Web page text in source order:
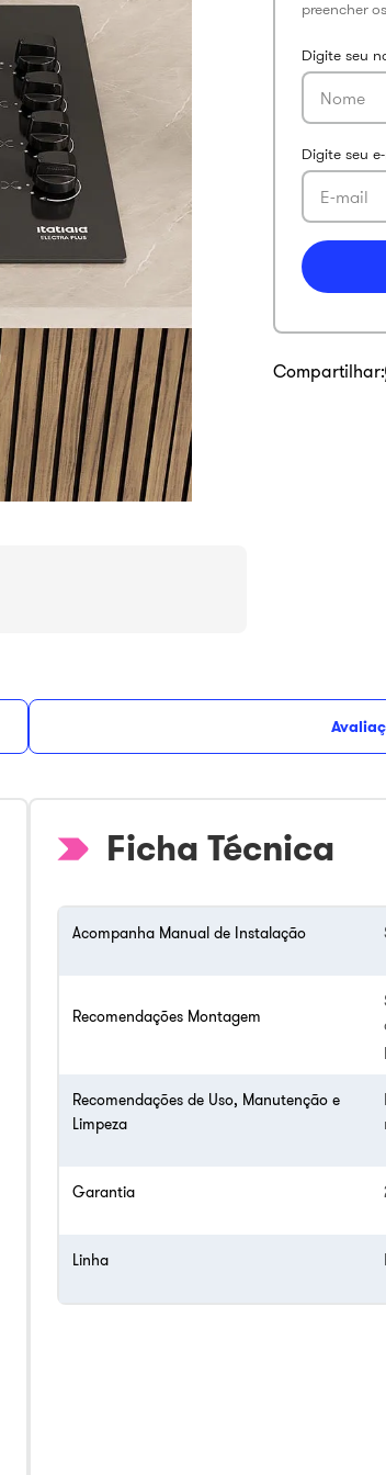
Compartilhar
Ficha Técnica
Acompanha Manual de Instalação
Recomendações Montagem
Recomendações de Uso, Manutenção e
Limpeza
Garantia
Linha